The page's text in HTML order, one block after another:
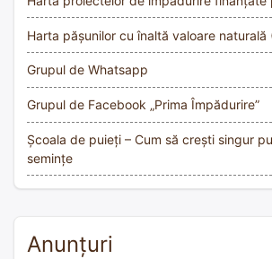
Harta pășunilor cu înaltă valoare naturală
Grupul de Whatsapp
Grupul de Facebook „Prima Împădurire”
Școala de puieți – Cum să crești singur
semințe
Anunțuri